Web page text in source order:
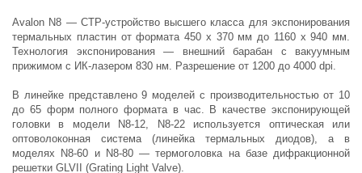
Avalon N8 — СТР-устройство высшего класса для экспонирования
термальных пластин от формата 450 х 370 мм до 1160 х 940 мм.
Технология экспонирования — внешний барабан с вакуумным
прижимом с ИК-лазером 830 нм. Разрешение от 1200 до 4000 dpi.
В линейке представлено 9 моделей с производительностью от 10
до 65 фoрм полного формата в час. В качестве экспонирующей
головки в модели N8-12, N8-22 используется оптическая или
оптоволоконная система (линейка термальных диодов), а в
моделях N8-60 и N8-80 — термоголовка на базе дифракционной
решетки GLVII (Grating Light Valve).